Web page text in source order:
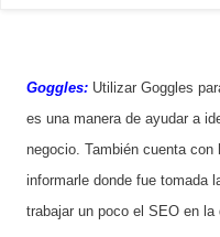
Goggles: Utilizar Goggles
es una manera de ayudar a
negocio. También cuenta
informarle donde fue tomada
trabajar un poco el SEO en la